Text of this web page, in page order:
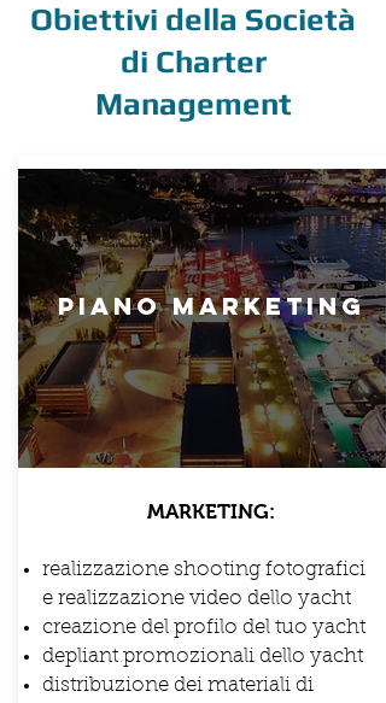
Obiettivi della Società
di Charter
Management
PIANO MARKETING
MARKETING:
realizzazione shooting fotografici
e realizzazione video dello yacht
creazione del profilo del tuo yacht
depliant promozionali dello yacht
distribuzione dei materiali di